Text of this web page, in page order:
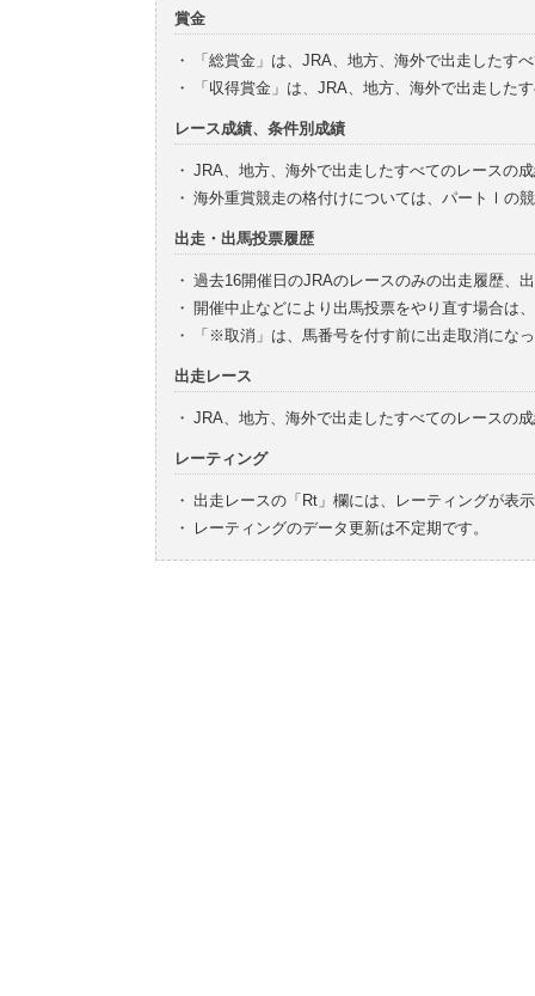
賞金
・
「総賞金」は、JRA、地方、海外で出走したす
・
「収得賞金」は、JRA、地方、海外で出走した
レース成績、条件別成績
・ JRA、地方、海外で出走したすべてのレースの
・ 海外重賞競走の格付けについては、パートⅠの
出走・出馬投票履歴
・ 過去16開催日のJRAのレースのみの出走履歴、
・ 開催中止などにより出馬投票をやり直す場合は
・
「※取消」は、馬番号を付す前に出走取消にな
出走レース
・ JRA、地方、海外で出走したすべてのレースの
レーティング
・ 出走レースの「Rt」欄には、レーティングが表
・
レーティングのデータ更新は不定期です。